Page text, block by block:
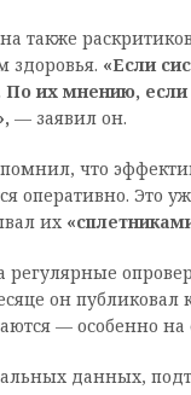
также
здоровья. «Если
По их мнению,
— заявил он.
что
оперативно. Это
их
регулярные
он публиковал
— особенно
данных,